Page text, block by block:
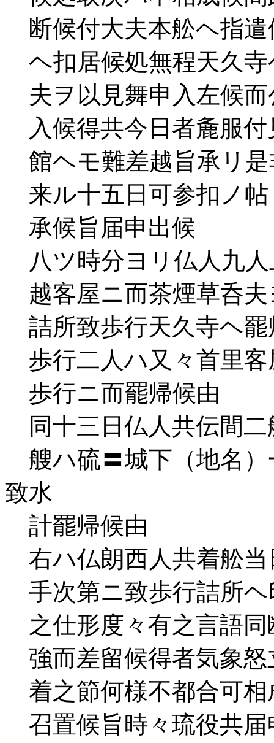
断候付大夫本舩ヘ指遣
ヘ扣居候処無程天久寺
夫ヲ以見舞申入左候而
入候得共今日者麁服付
館ヘモ難差越旨承リ是
来ル十五日可参扣ノ帖
承候旨届申出候
八ツ時分ヨリ仏人九人
越客屋ニ而茶煙草呑夫
詰所致歩行天久寺ヘ罷
歩行二人ハ又々首里客
歩行ニ而罷帰候由
同十三日仏人共伝間二
艘ハ硫〓城下（地名）
致水
計罷帰候由
右ハ仏朗西人共着舩当
手次第ニ致歩行詰所ヘ
之仕形度々有之言語同
強而差留候得者気象怒
着之節何様不都合可相
召置候旨時々琉役共届